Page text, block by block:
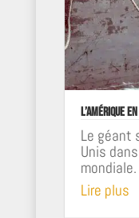
L’Amérique
Le géant
Unis
mondiale.
Lire plus